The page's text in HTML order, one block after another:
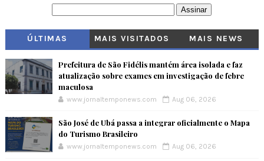
ÚLTIMAS MAIS VISITADOS MAIS NEWS
Prefeitura de São Fidélis mantém área isolada e faz
atualização sobre exames em investigação de febre
maculosa
www.jornaltemponews.com Aug 06, 2026
São José de Ubá passa a integrar oficialmente o Mapa
do Turismo Brasileiro
www.jornaltemponews.com Aug 06, 2026